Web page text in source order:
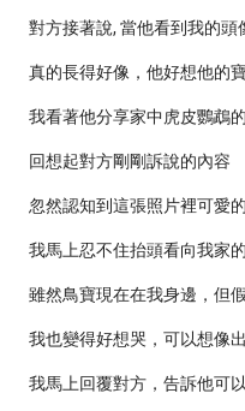
對方接著說, 當他看到我的頭
真的長得好像，他好想他的
我看著他分享家中虎皮鸚鵡
回想起對方剛剛訴說的內容
忽然認知到這張照片裡可愛
我馬上忍不住抬頭看向我家
雖然鳥寶現在在我身邊，但
我也變得好想哭，可以想像
我馬上回覆對方，告訴他可